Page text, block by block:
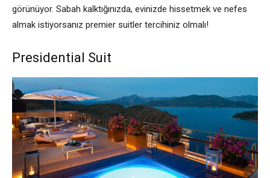
görünüyor. Sabah kalktığınızda, evinizde hissetmek ve nefes
almak istiyorsanız premier suitler tercihiniz olmalı!
Presidential Suit